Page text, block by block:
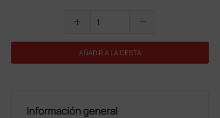
add remove
AÑADIR A LA CESTA
Información general